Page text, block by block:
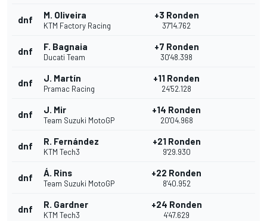
dnf M. Oliveira
KTM Factory Racing
+3 Ronden
37'14.762
dnf F. Bagnaia
Ducati Team
+7 Ronden
30'48.398
dnf J. Martín
Pramac Racing
+11 Ronden
24'52.128
dnf J. Mir
Team Suzuki MotoGP
+14 Ronden
20'04.968
dnf R. Fernández
KTM Tech3
+21 Ronden
9'29.930
dnf Á. Rins
Team Suzuki MotoGP
+22 Ronden
8'40.952
dnf R. Gardner
KTM Tech3
+24 Ronden
4'47.629